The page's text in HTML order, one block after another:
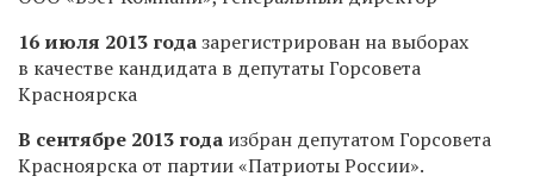
16 июля 2013 годазарегистрирован на выборах
в качестве кандидата в депутаты Горсовета
Красноярска
В сентябре 2013 года избран депутатом Горсовета
Красноярска от партии «Патриоты России».